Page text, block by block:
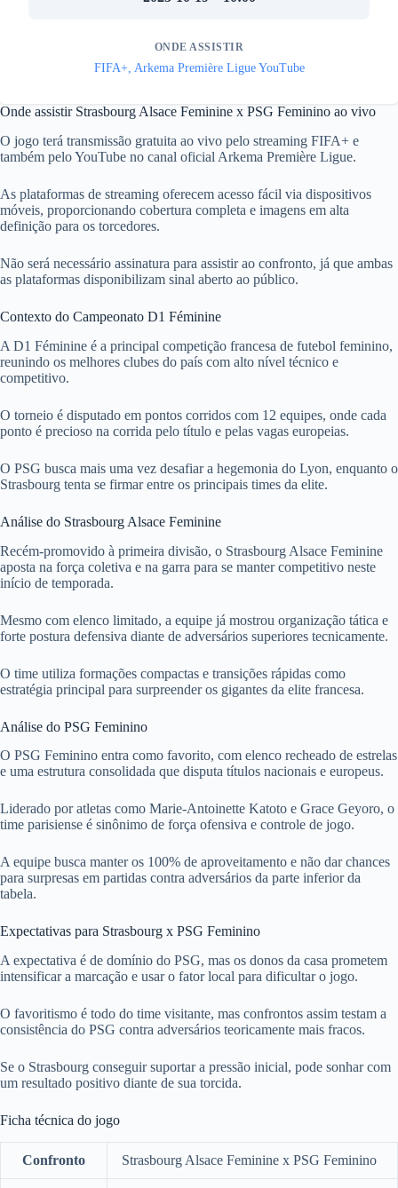
ONDE ASSISTIR
FIFA+, Arkema Première Ligue YouTube
Onde assistir Strasbourg Alsace Feminine x PSG Feminino ao vivo
O jogo terá transmissão gratuita ao vivo pelo streaming FIFA+ e
também pelo YouTube no canal oficial Arkema Première Ligue.
As plataformas de streaming oferecem acesso fácil via dispositivos
móveis, proporcionando cobertura completa e imagens em alta
definição para os torcedores.
Não será necessário assinatura para assistir ao confronto, já que ambas
as plataformas disponibilizam sinal aberto ao público.
Contexto do Campeonato D1 Féminine
A D1 Féminine é a principal competição francesa de futebol feminino,
reunindo os melhores clubes do país com alto nível técnico e
competitivo.
O torneio é disputado em pontos corridos com 12 equipes, onde cada
ponto é precioso na corrida pelo título e pelas vagas europeias.
O PSG busca mais uma vez desafiar a hegemonia do Lyon, enquanto o
Strasbourg tenta se firmar entre os principais times da elite.
Análise do Strasbourg Alsace Feminine
Recém-promovido à primeira divisão, o Strasbourg Alsace Feminine
aposta na força coletiva e na garra para se manter competitivo neste
início de temporada.
Mesmo com elenco limitado, a equipe já mostrou organização tática e
forte postura defensiva diante de adversários superiores tecnicamente.
O time utiliza formações compactas e transições rápidas como
estratégia principal para surpreender os gigantes da elite francesa.
Análise do PSG Feminino
O PSG Feminino entra como favorito, com elenco recheado de estrelas
e uma estrutura consolidada que disputa títulos nacionais e europeus.
Liderado por atletas como Marie-Antoinette Katoto e Grace Geyoro, o
time parisiense é sinônimo de força ofensiva e controle de jogo.
A equipe busca manter os 100% de aproveitamento e não dar chances
para surpresas em partidas contra adversários da parte inferior da
tabela.
Expectativas para Strasbourg x PSG Feminino
A expectativa é de domínio do PSG, mas os donos da casa prometem
intensificar a marcação e usar o fator local para dificultar o jogo.
O favoritismo é todo do time visitante, mas confrontos assim testam a
consistência do PSG contra adversários teoricamente mais fracos.
Se o Strasbourg conseguir suportar a pressão inicial, pode sonhar com
um resultado positivo diante de sua torcida.
Ficha técnica do jogo
Confronto Strasbourg Alsace Feminine x PSG Feminino